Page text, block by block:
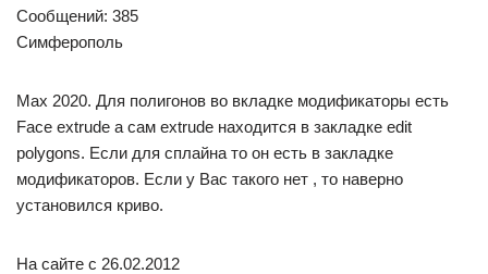
Сообщений: 385
Симферополь
Max 2020. Для полигонов во вкладке модификаторы есть
Face extrude а сам extrude находится в закладке edit
polygons. Если для сплайна то он есть в закладке
модификаторов. Если у Вас такого нет , то наверно
установился криво.
На сайте c 26.02.2012